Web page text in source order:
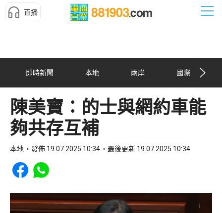
直播
即時新聞 本地 兩岸 國際
陳美寶：的士與網約車能
夠共存互補
本地 發佈 19.07.2025 10:34 最後更新 19.07.2025 10:34
Share to Facebook
Share to WhatsApp